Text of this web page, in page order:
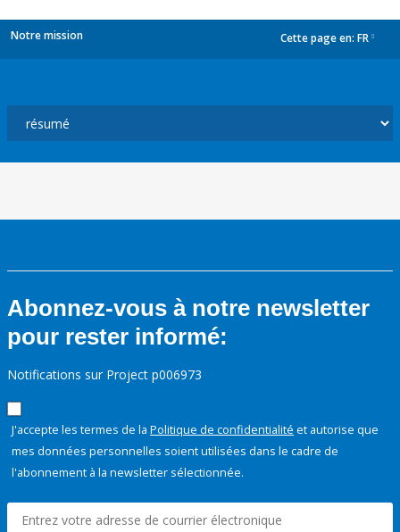
Notre mission Cette page en: FR
Abonnez-vous à notre newsletter
pour rester informé:
Notifications sur Project p006973
J'accepte les termes de la Politique de confidentialité et autorise que
mes données personnelles soient utilisées dans le cadre de
l'abonnement à la newsletter sélectionnée.